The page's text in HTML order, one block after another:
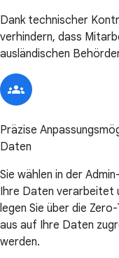
Dank technischer
verhindern, dass
ausländischen
Präzise
Daten
Sie wählen in der
Ihre Daten verarbeitet
legen Sie über die
aus auf Ihre Daten
werden.